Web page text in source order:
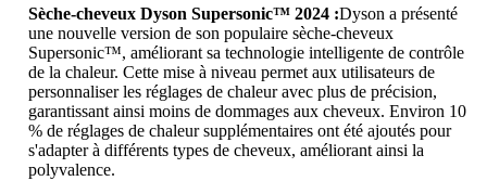
Sèche-cheveux Dyson Supersonic™ 2024 :Dyson a présenté
une nouvelle version de son populaire sèche-cheveux
Supersonic™, améliorant sa technologie intelligente de contrôle
de la chaleur. Cette mise à niveau permet aux utilisateurs de
personnaliser les réglages de chaleur avec plus de précision,
garantissant ainsi moins de dommages aux cheveux. Environ 10
% de réglages de chaleur supplémentaires ont été ajoutés pour
s'adapter à différents types de cheveux, améliorant ainsi la
polyvalence.